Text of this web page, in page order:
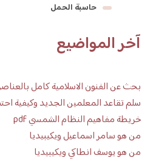
حاسبة الحمل
آخر المواضيع
بحث عن الفنون الاسلامية كامل
سلم تقاعد المعلمين الجديد وكيفية
خريطة مفاهيم النظام الشمسي pdf
من هو سامر اسماعيل ويكيبيديا
من هو يوسف انطاكي ويكيبيديا